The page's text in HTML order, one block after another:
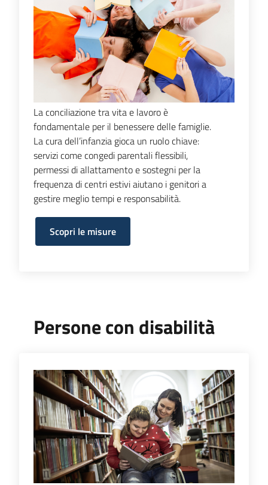
La conciliazione tra vita e lavoro è
fondamentale per il benessere delle famiglie.
La cura dell’infanzia gioca un ruolo chiave:
servizi come congedi parentali flessibili,
permessi di allattamento e sostegni per la
frequenza di centri estivi aiutano i genitori a
gestire meglio tempi e responsabilità.
Scopri le misure
Persone con disabilità